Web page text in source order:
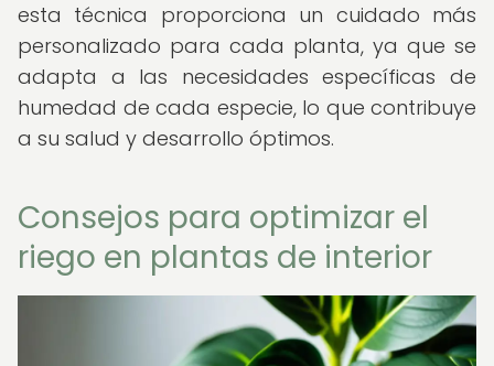
esta técnica proporciona un cuidado más
personalizado para cada planta, ya que se
adapta a las necesidades específicas de
humedad de cada especie, lo que contribuye
a su salud y desarrollo óptimos.
Consejos para optimizar el
riego en plantas de interior